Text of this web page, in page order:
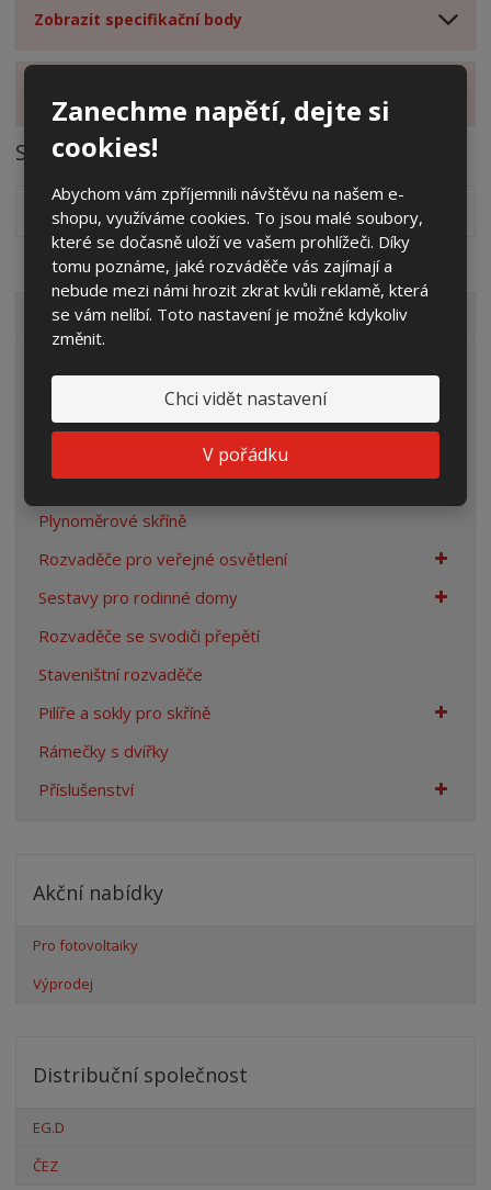
Zanechme napětí, dejte si
cookies!
Abychom vám zpříjemnili návštěvu na našem e-
shopu, využíváme cookies. To jsou malé soubory,
které se dočasně uloží ve vašem prohlížeči. Díky
tomu poznáme, jaké rozváděče vás zajímají a
nebude mezi námi hrozit zkrat kvůli reklamě, která
se vám nelíbí. Toto nastavení je možné kdykoliv
změnit.
Chci vidět nastavení
V pořádku
Zobrazit specifikační body
Zobrazit hodnocení produktu
Soubory ke stažení
Návod k montáži základů pdf (119.07 Kb)
VŠECHNY KATEGORIE
Rozpojovací jistící skříně
Přípojkové skříně
Plynoměrové skříně
Rozvaděče pro veřejné osvětlení
Sestavy pro rodinné domy
Rozvaděče se svodiči přepětí
Staveništní rozvaděče
Pilíře a sokly pro skříně
Rámečky s dvířky
Příslušenství
Akční nabídky
Pro fotovoltaiky
Výprodej
Distribuční společnost
EG.D
ČEZ